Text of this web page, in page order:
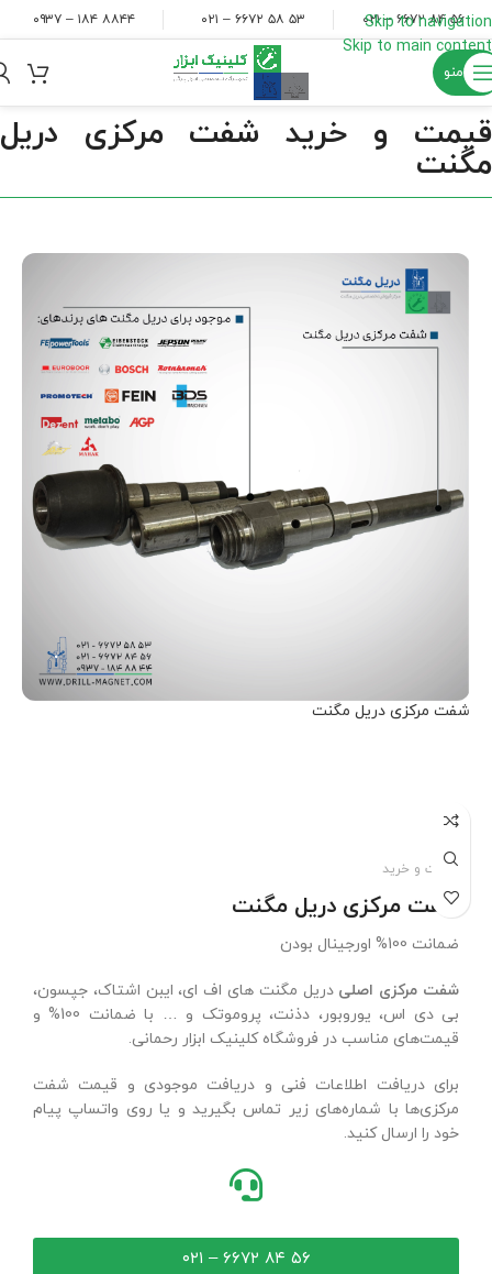
Skip to navigation
Skip to main content
۵۶ ۸۴ ۶۶۷۲ – ۰۲۱ ۵۳ ۵۸ ۶۶۷۲ – ۰۲۱ ۸۸۴۴ ۱۸۴ – ۰۹۳۷
منو
قیمت و خرید شفت مرکزی دریل
مگنت
شفت مرکزی دریل مگنت
قیمت و خرید
شفت مرکزی دریل مگنت
ضمانت 100% اورجینال بودن
شفت مرکزی اصلی دریل مگنت های اف ای، ایبن اشتاک، جپسون،
بی دی اس، یوروبور، دذنت، پروموتک و … با ضمانت 100% و
قیمت‌های مناسب در فروشگاه کلینیک ابزار رحمانی.
برای دریافت اطلاعات فنی و دریافت موجودی و قیمت شفت
مرکزی‌ها با شماره‌های زیر تماس بگیرید و یا روی واتساپ پیام
خود را ارسال کنید.
۵۶ ۸۴ ۶۶۷۲ – ۰۲۱